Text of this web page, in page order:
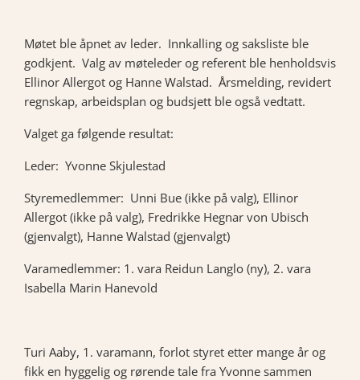
Møtet ble åpnet av leder. Innkalling og saksliste ble
godkjent. Valg av møteleder og referent ble henholdsvis
Ellinor Allergot og Hanne Walstad. Årsmelding, revidert
regnskap, arbeidsplan og budsjett ble også vedtatt.
Valget ga følgende resultat:
Leder: Yvonne Skjulestad
Styremedlemmer: Unni Bue (ikke på valg), Ellinor
Allergot (ikke på valg), Fredrikke Hegnar von Ubisch
(gjenvalgt), Hanne Walstad (gjenvalgt)
Varamedlemmer: 1. vara Reidun Langlo (ny), 2. vara
Isabella Marin Hanevold
Turi Aaby, 1. varamann, forlot styret etter mange år og
fikk en hyggelig og rørende tale fra Yvonne sammen